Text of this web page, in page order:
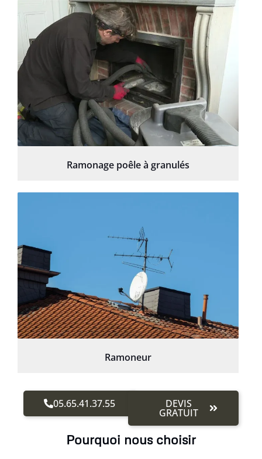
Ramonage poêle à granulés
Ramoneur
05.65.41.37.55 DEVIS
GRATUIT
Pourquoi nous choisir